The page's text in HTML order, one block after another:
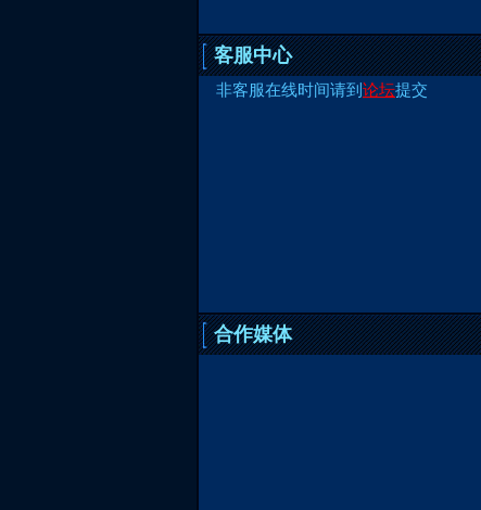
客服中心
非客服在线时间请到 论坛提交
合作媒体